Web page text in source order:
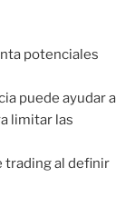
potenciales
puede ayudar a
limitar las
trading al definir